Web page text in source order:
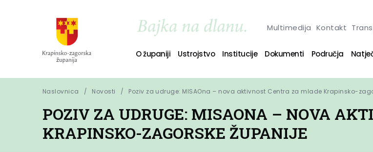
Multimedija Kontakt
O županiji Ustrojstvo Institucije Dokumenti Područja
Naslovnica Novosti Poziv za udruge: MISAOna – nova aktivnost Centra za mlade Krapinsko-
POZIV ZA UDRUGE: MISAONA – NOVA
KRAPINSKO-ZAGORSKE ŽUPANIJE